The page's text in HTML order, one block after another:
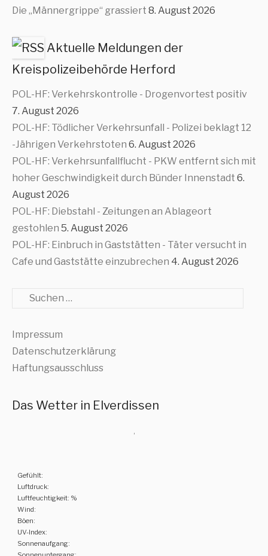
Die „Männergrippe“ grassiert 8. August 2026
Aktuelle Meldungen der
Kreispolizeibehörde Herford
POL-HF: Verkehrskontrolle - Drogenvortest positiv
7. August 2026
POL-HF: Tödlicher Verkehrsunfall - Polizei beklagt 12
-Jährigen Verkehrstoten 6. August 2026
POL-HF: Verkehrsunfallflucht - PKW entfernt sich mit
hoher Geschwindigkeit durch Bünder Innenstadt 6.
August 2026
POL-HF: Diebstahl - Zeitungen an Ablageort
gestohlen 5. August 2026
POL-HF: Einbruch in Gaststätten - Täter versucht in
Cafe und Gaststätte einzubrechen 4. August 2026
Suche
Impressum
Datenschutzerklärung
Haftungsausschluss
Das Wetter in Elverdissen
Gefühlt:
Luftdruck:
Luftfeuchtigkeit: %
Wind:
Böen:
UV-Index:
Sonnenaufgang: